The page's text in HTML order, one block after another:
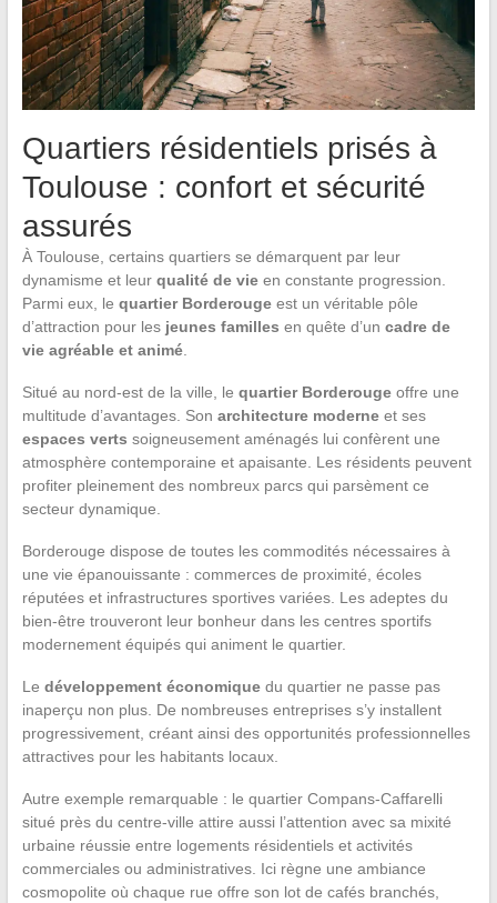
Quartiers résidentiels prisés à
Toulouse : confort et sécurité
assurés
À Toulouse, certains quartiers se démarquent par leur
dynamisme et leur qualité de vieen constante progression.
Parmi eux, le quartier Borderougeest un véritable pôle
d’attraction pour les jeunes familles en quête d’un cadre de
vie agréable et animé.
Situé au nord-est de la ville, le quartier Borderougeoffre une
multitude d’avantages. Son architecture moderneet ses
espaces verts soigneusement aménagés lui confèrent une
atmosphère contemporaine et apaisante. Les résidents peuvent
profiter pleinement des nombreux parcs qui parsèment ce
secteur dynamique.
Borderouge dispose de toutes les commodités nécessaires à
une vie épanouissante : commerces de proximité, écoles
réputées et infrastructures sportives variées. Les adeptes du
bien-être trouveront leur bonheur dans les centres sportifs
modernement équipés qui animent le quartier.
Le développement économiquedu quartier ne passe pas
inaperçu non plus. De nombreuses entreprises s’y installent
progressivement, créant ainsi des opportunités professionnelles
attractives pour les habitants locaux.
Autre exemple remarquable : le quartier Compans-Caffarelli
situé près du centre-ville attire aussi l’attention avec sa mixité
urbaine réussie entre logements résidentiels et activités
commerciales ou administratives. Ici règne une ambiance
cosmopolite où chaque rue offre son lot de cafés branchés,